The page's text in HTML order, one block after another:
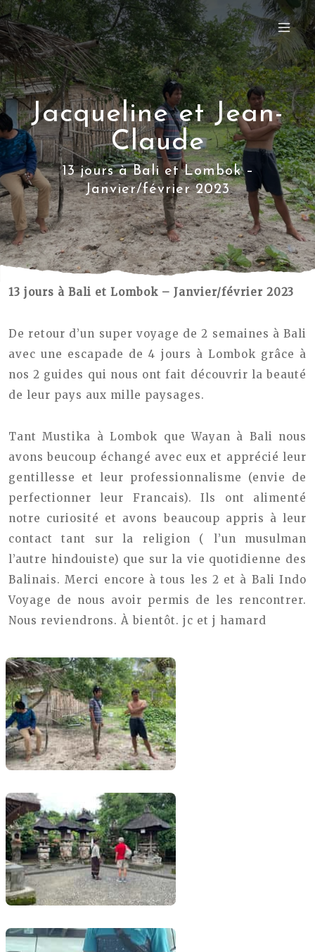
Jacqueline et Jean-
Claude
13 jours à Bali et Lombok –
Janvier/février 2023
13 jours à Bali et Lombok – Janvier/février 2023
De retour d’un super voyage de 2 semaines à Bali
avec une escapade de 4 jours à Lombok grâce à
nos 2 guides qui nous ont fait découvrir la beauté
de leur pays aux mille paysages.
Tant Mustika à Lombok que Wayan à Bali nous
avons beucoup échangé avec eux et apprécié leur
gentillesse et leur professionnalisme (envie de
perfectionner leur Francais). Ils ont alimenté
notre curiosité et avons beaucoup appris à leur
contact tant sur la religion ( l’un musulman
l’autre hindouiste) que sur la vie quotidienne des
Balinais. Merci encore à tous les 2 et à Bali Indo
Voyage de nous avoir permis de les rencontrer.
Nous reviendrons. À bientôt. jc et j hamard